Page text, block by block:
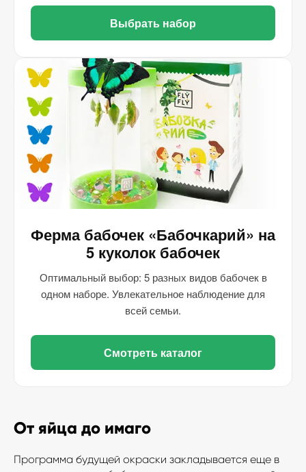
Выбрать набор
Ферма бабочек «Бабочкарий» на
5 куколок бабочек
Оптимальный выбор: 5 разных видов бабочек в
одном наборе. Увлекательное наблюдение для
всей семьи.
Смотреть каталог
От яйца до имаго
Программа будущей окраски закладывается еще в